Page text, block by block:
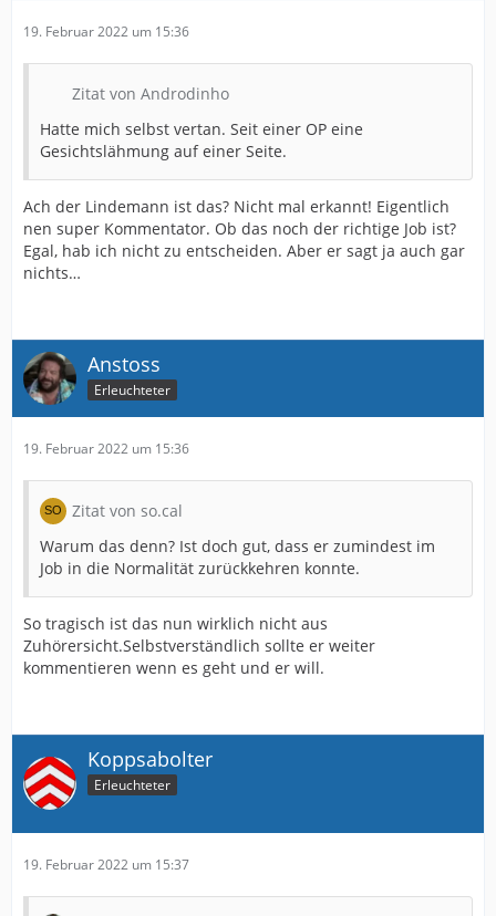
19. Februar 2022 um 15:36
Zitat von Androdinho
Hatte mich selbst vertan. Seit einer OP eine
Gesichtslähmung auf einer Seite.
Ach der Lindemann ist das? Nicht mal erkannt! Eigentlich
nen super Kommentator. Ob das noch der richtige Job ist?
Egal, hab ich nicht zu entscheiden. Aber er sagt ja auch gar
nichts…
Anstoss
Erleuchteter
19. Februar 2022 um 15:36
Zitat von so.cal
Warum das denn? Ist doch gut, dass er zumindest im
Job in die Normalität zurückkehren konnte.
So tragisch ist das nun wirklich nicht aus
Zuhörersicht.Selbstverständlich sollte er weiter
kommentieren wenn es geht und er will.
Koppsabolter
Erleuchteter
19. Februar 2022 um 15:37